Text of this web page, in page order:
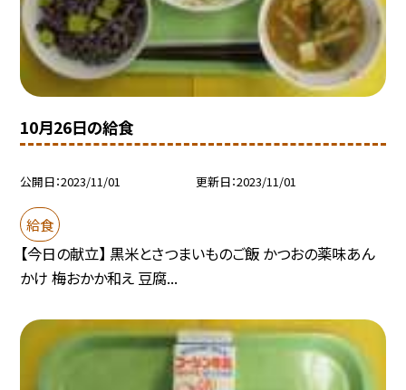
10月26日の給食
公開日 2023/11/01 更新日 2023/11/01
給食
【今日の献立】 黒米とさつまいものご飯 かつおの薬味あん
かけ 梅おかか和え 豆腐...